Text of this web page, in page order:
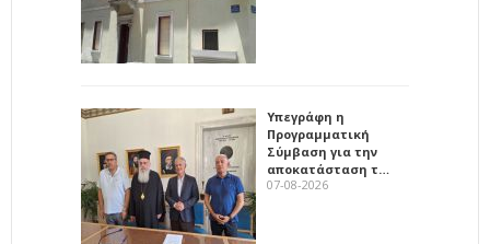
Υπεγράφη η
Προγραμματική
Σύμβαση για την
αποκατάσταση τ…
07-08-2026